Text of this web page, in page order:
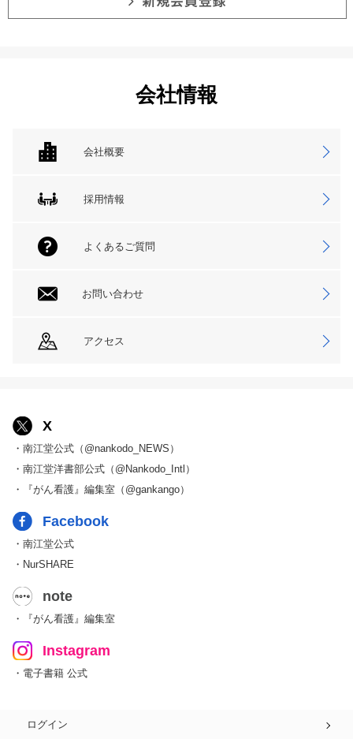
会社情報
会社概要
採用情報
よくあるご質問
お問い合わせ
アクセス
X
・南江堂公式（@nankodo_NEWS）
・南江堂洋書部公式（@Nankodo_Intl）
・『がん看護』編集室（@gankango）
Facebook
・南江堂公式
・NurSHARE
note
・『がん看護』編集室
Instagram
・電子書籍 公式
ログイン